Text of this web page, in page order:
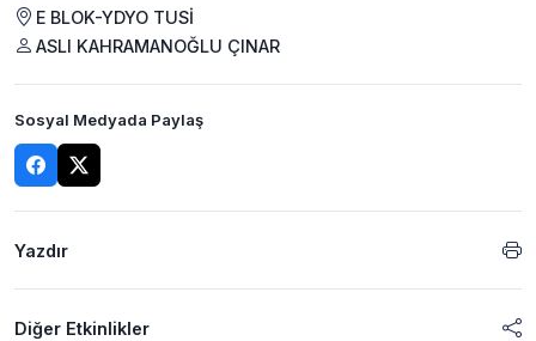
E BLOK-YDYO TUSİ
ASLI KAHRAMANOĞLU ÇINAR
Sosyal Medyada Paylaş
Yazdır
Diğer Etkinlikler